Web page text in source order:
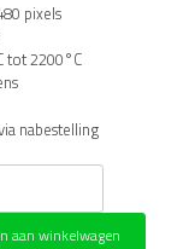
pixels
tot 2200°C
nabestelling
aan winkelwagen